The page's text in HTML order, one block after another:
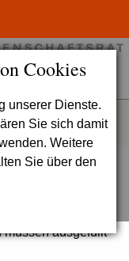
Cookies
unserer Dienste.
Sie sich damit
Weitere
Sie über den
müssen ausgefüllt